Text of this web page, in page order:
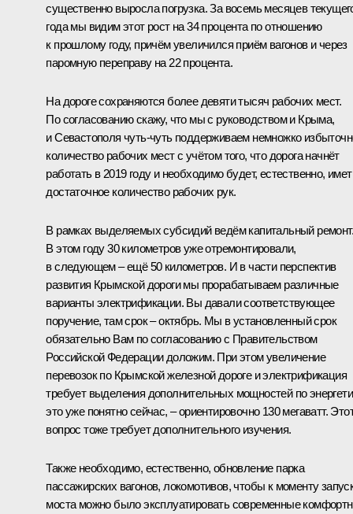
существенно выросла погрузка. За восемь месяцев
года мы видим этот рост на 34 процента по отношению
к прошлому году, причём увеличился приём вагонов и через
паромную переправу на 22 процента.
На дороге сохраняются более девяти тысяч рабочих мест.
По согласованию скажу, что мы с руководством и Крыма,
и Севастополя чуть-чуть поддерживаем немножко
количество рабочих мест с учётом того, что дорога начнёт
работать в 2019 году и необходимо будет, естественно,
достаточное количество рабочих рук.
В рамках выделяемых субсидий ведём капитальный ремонт.
В этом году 30 километров уже отремонтировали,
в следующем – ещё 50 километров. И в части перспектив
развития Крымской дороги мы прорабатываем различные
варианты электрификации. Вы давали соответствующее
поручение, там срок – октябрь. Мы в установленный срок
обязательно Вам по согласованию с Правительством
Российской Федерации доложим. При этом увеличение
перевозок по Крымской железной дороге и электрификация
требует выделения дополнительных мощностей по
это уже понятно сейчас, – ориентировочно 130 мегаватт.
вопрос тоже требует дополнительного изучения.
Также необходимо, естественно, обновление парка
пассажирских вагонов, локомотивов, чтобы к моменту
моста можно было эксплуатировать современные